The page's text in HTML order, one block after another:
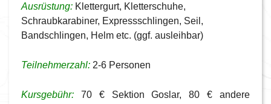
Ausrüstung: Klettergurt, Kletterschuhe,
Schraubkarabiner, Expressschlingen, Seil,
Bandschlingen, Helm etc. (ggf. ausleihbar)
Teilnehmerzahl: 2-6 Personen
Kursgebühr: 70 € Sektion Goslar, 80 € andere